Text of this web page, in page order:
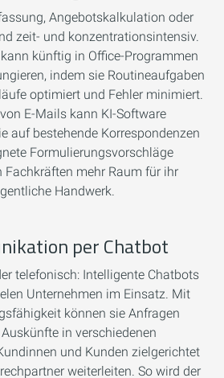
Angebotskalkulation oder
zeit- und konzentrationsintensiv.
künftig in Office-Programmen
indem sie Routineaufgaben
optimiert und Fehler minimiert.
E-Mails kann KI-Software
auf bestehende Korrespondenzen
Formulierungsvorschläge
Fachkräften mehr Raum für ihr
Handwerk.
per Chatbot
telefonisch: Intelligente Chatbots
Unternehmen im Einsatz. Mit
können sie Anfragen
in verschiedenen
und Kunden zielgerichtet
weiterleiten. So wird der